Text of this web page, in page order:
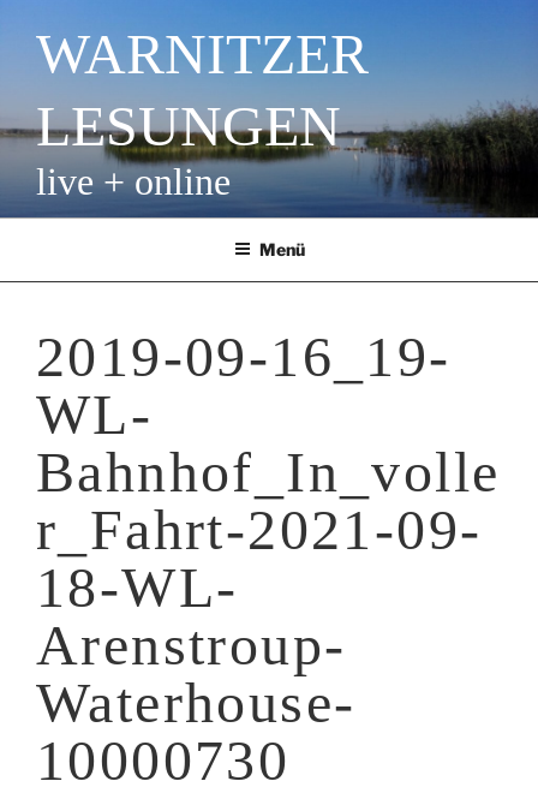
Inhalt
springenWARNITZER
LESUNGEN
live + online
Menü
2019-09-16_19-
WL-
Bahnhof_In_volle
r_Fahrt-2021-09-
18-WL-
Arenstroup-
Waterhouse-
10000730